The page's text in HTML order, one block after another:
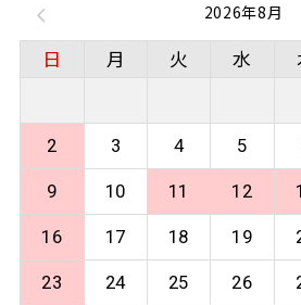
2026年8月
日 月 火 水
2 3 4 5
9 10 11 12
16 17 18 19
23 24 25 26